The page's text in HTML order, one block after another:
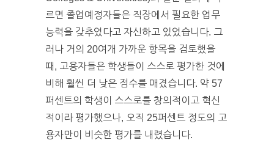
르면 졸업예정자들은 직장에서 필요한 업무
능력을 갖추었다고 자신하고 있었습니다. 그
러나 거의 20여개 가까운 항목을 검토했을
때, 고용자들은 학생들이 스스로 평가한 것에
비해 훨씬 더 낮은 점수를 매겼습니다. 약 57
퍼센트의 학생이 스스로를 창의적이고 혁신
적이라 평가했으나, 오직 25퍼센트 정도의 고
용자만이 비슷한 평가를 내렸습니다.